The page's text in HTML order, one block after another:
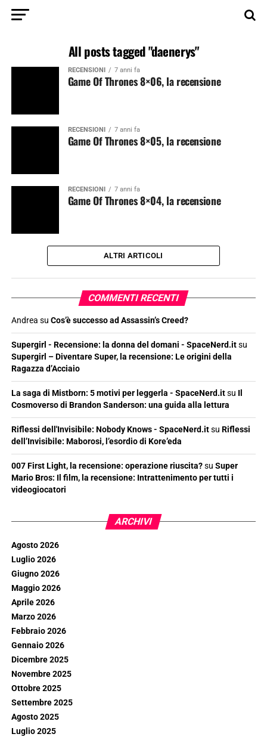
All posts tagged "daenerys"
RECENSIONI 7 anni fa
Game Of Thrones 8×06, la recensione
RECENSIONI 7 anni fa
Game Of Thrones 8×05, la recensione
RECENSIONI 7 anni fa
Game Of Thrones 8×04, la recensione
ALTRI ARTICOLI
COMMENTI RECENTI
Andrea su Cos’è successo ad Assassin’s Creed?
Supergirl - Recensione: la donna del domani - SpaceNerd.itsu
Supergirl – Diventare Super, la recensione: Le origini della
Ragazza d’Acciaio
La saga di Mistborn: 5 motivi per leggerla - SpaceNerd.itsu Il
Cosmoverso di Brandon Sanderson: una guida alla lettura
Riflessi dell'Invisibile: Nobody Knows - SpaceNerd.itsu Riflessi
dell’Invisibile: Maborosi, l’esordio di Kore’eda
007 First Light, la recensione: operazione riuscita?su Super
Mario Bros: Il film, la recensione: Intrattenimento per tutti i
videogiocatori
ARCHIVI
Agosto 2026
Luglio 2026
Giugno 2026
Maggio 2026
Aprile 2026
Marzo 2026
Febbraio 2026
Gennaio 2026
Dicembre 2025
Novembre 2025
Ottobre 2025
Settembre 2025
Agosto 2025
Luglio 2025